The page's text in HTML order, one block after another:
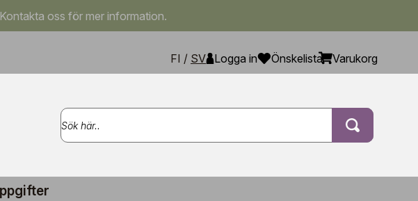
oss för mer information.
FI / SV Logga in Önskelista Varukorg